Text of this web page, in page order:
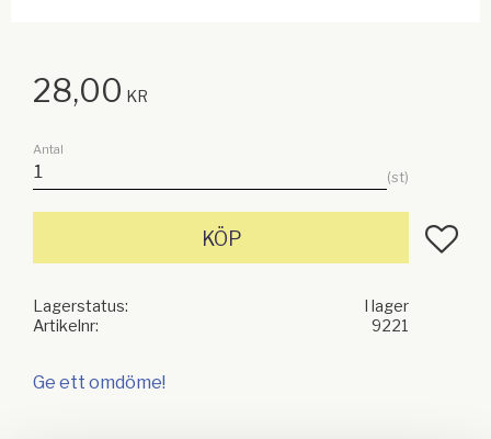
28,00 KR
Antal
st
KÖP Lägg
Lagerstatus
I lager
Artikelnr
9221
Ge ett omdöme!